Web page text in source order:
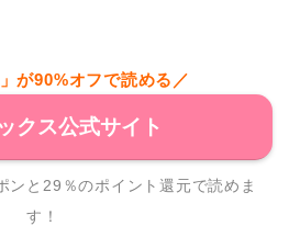
が90%オフで読める／
クス公式サイト
と29％のポイント還元で読めま
す！